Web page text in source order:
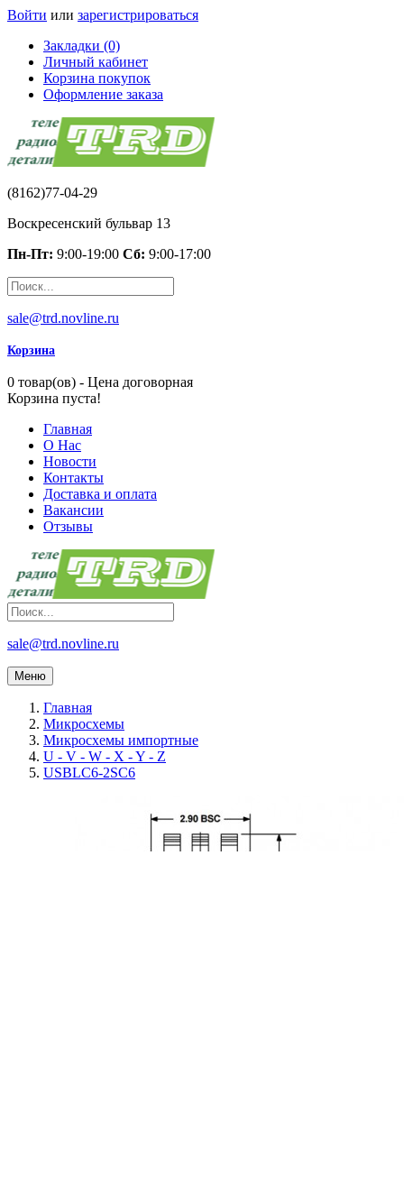
Войти или зарегистрироваться
Закладки (0)
Личный кабинет
Корзина покупок
Оформление заказа
(8162)77-04-29
Воскресенский бульвар 13
Пн-Пт: 9:00-19:00 Сб: 9:00-17:00
sale@trd.novline.ru
Корзина
0 товар(ов) - Цена договорная
Корзина пуста!
Главная
О Нас
Новости
Контакты
Доставка и оплата
Вакансии
Отзывы
sale@trd.novline.ru
Меню
Главная
Микросхемы
Микросхемы импортные
U - V - W - X - Y - Z
USBLC6-2SC6